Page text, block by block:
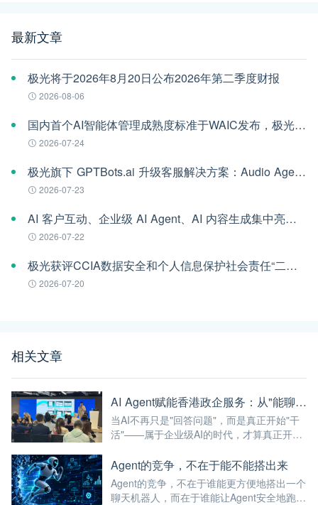
最新文章
极光将于2026年8月20日公布2026年第二季度财报
2026-08-06
国内首个AI智能体管理成熟度标准于WAIC发布，极光参编
2026-07-24
极光旗下 GPTBots.ai 升级客服解决方案：Audio Agent 打通企业通信线路，LINE 客服插件 2.0 同步上线
2026-07-23
AI 客户互动、企业级 AI Agent、AI 内容生成集中亮相！极光旗下EngageLab WAIC 2026 现场回顾
2026-07-22
极光获评CCIA数据安全和个人信息保护社会责任“二星级”单位
2026-07-20
相关文章
AI Agent赋能香港政企服务：从"能聊天"到"能干活"的最后一公里
当AI不再只是"回答问题"，而是真正开始"干
活"——属于企业级AI的时代，才算真正开
Agent的竞争，不在于能不能搭出来
Agent的竞争，不在于谁能更方便地搭出一个
聊天机器人，而在于谁能让Agent安全地跑进